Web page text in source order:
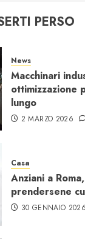
PERSO
News
Macchinari
ottimizzazione
lungo
2 MARZO 2026
Casa
Anziani a
prendersene
30 GENNAIO 2026